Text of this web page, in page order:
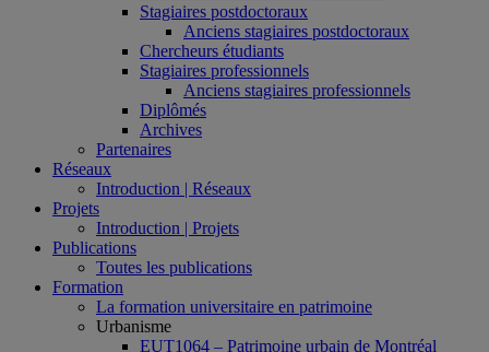
Stagiaires postdoctoraux
Anciens stagiaires postdoctoraux
Chercheurs étudiants
Stagiaires professionnels
Anciens stagiaires professionnels
Diplômés
Archives
Partenaires
Réseaux
Introduction | Réseaux
Projets
Introduction | Projets
Publications
Toutes les publications
Formation
La formation universitaire en patrimoine
Urbanisme
EUT1064 – Patrimoine urbain de Montréal